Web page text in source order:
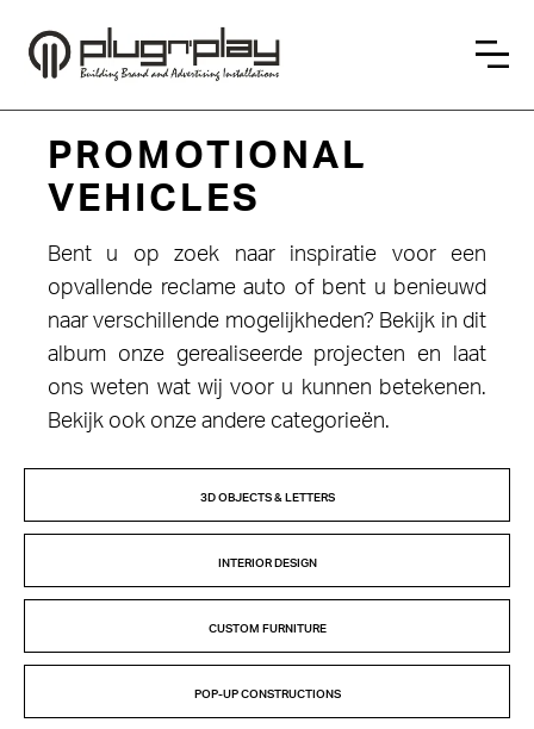
PROMOTIONAL
VEHICLES
Bent u op zoek naar inspiratie voor een
opvallende reclame auto of bent u benieuwd
naar verschillende mogelijkheden? Bekijk in dit
album onze gerealiseerde projecten en laat
ons weten wat wij voor u kunnen betekenen.
Bekijk ook onze andere categorieën.
3D OBJECTS & LETTERS
INTERIOR DESIGN
CUSTOM FURNITURE
POP-UP CONSTRUCTIONS